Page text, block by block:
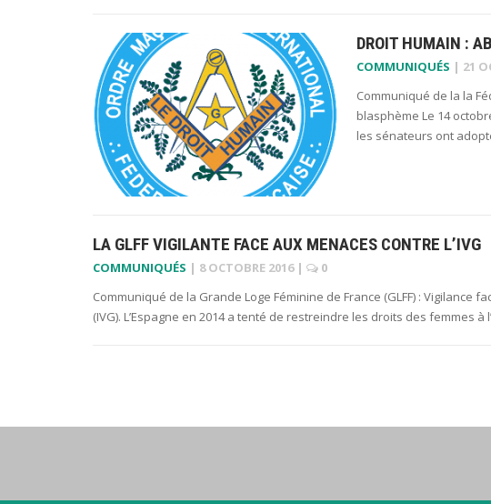
DROIT HUMAIN :
COMMUNIQUÉS | 21
Communiqué de la la
blasphème Le 14
les sénateurs ont
LA GLFF VIGILANTE FACE AUX MENACES CONTRE L’IVG
COMMUNIQUÉS | 8 OCTOBRE 2016 |
0
Communiqué de la Grande Loge Féminine de France (GLFF) :
(IVG). L’Espagne en 2014 a tenté de restreindre les droits des femmes